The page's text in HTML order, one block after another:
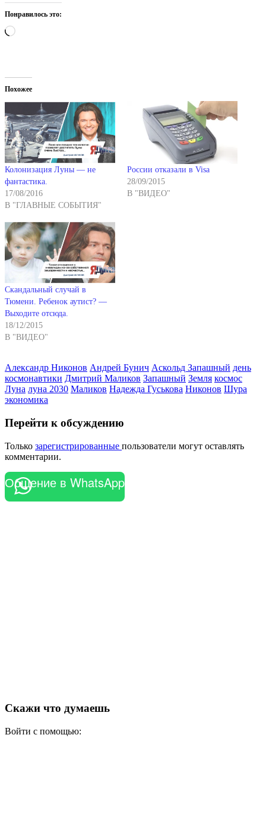
Понравилось это:
Загрузка…
Похожее
Колонизация Луны — не
фантастика.
17/08/2016
В "ГЛАВНЫЕ СОБЫТИЯ"
России отказали в Visa
28/09/2015
В "ВИДЕО"
Скандальный случай в
Тюмени. Ребенок аутист? —
Выходите отсюда.
18/12/2015
В "ВИДЕО"
Александр Никонов Андрей Бунич Аскольд Запашный день
космонавтики Дмитрий Маликов Запашный Земля космос
Луна луна 2030 Маликов Надежда Гуськова Никонов Шура
экономика
Перейти к обсуждению
Только зарегистрированные пользователи могут оставлять
комментарии.
Общение в WhatsApp
Скажи что думаешь
Войти с помощью: